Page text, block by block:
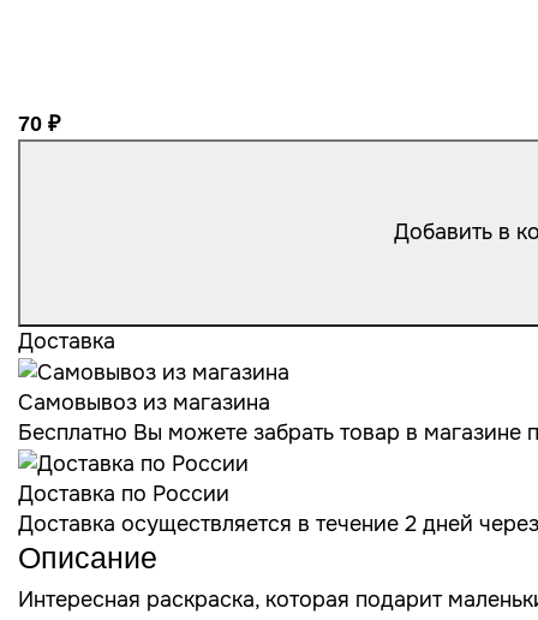
70 ₽
Добавить в
Доставка
Самовывоз из магазина
Бесплатно Вы можете забрать товар в
Доставка по России
Доставка осуществляется в течение 2 дней
Описание
Интересная раскраска, которая подарит